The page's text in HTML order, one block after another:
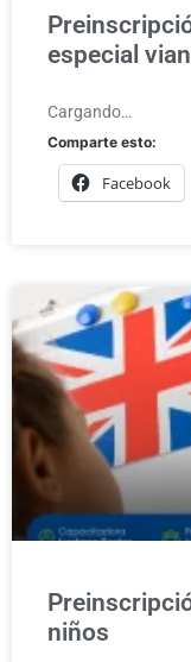
especial
Cargando…
Comparte esto:
Facebook
niños